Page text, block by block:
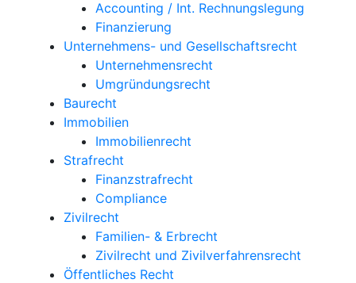
Accounting / Int. Rechnungslegung
Finanzierung
Unternehmens- und Gesellschaftsrecht
Unternehmensrecht
Umgründungsrecht
Baurecht
Immobilien
Immobilienrecht
Strafrecht
Finanzstrafrecht
Compliance
Zivilrecht
Familien- & Erbrecht
Zivilrecht und Zivilverfahrensrecht
Öffentliches Recht